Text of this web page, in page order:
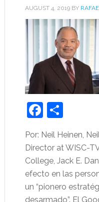
AUGUST 4, 2019BY
Share
Por: Neil Heinen,
Director at WISC-
College, Jack E.
efecto en las
un “pionero
desarmado”. El